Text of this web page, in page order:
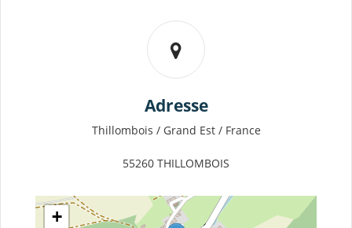
Adresse
Thillombois / Grand Est / France
55260 THILLOMBOIS
+